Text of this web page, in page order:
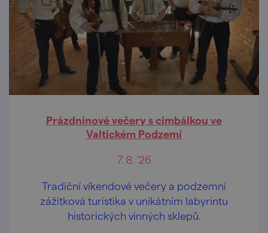
Prázdninové večery s cimbálkou ve
Valtickém Podzemí
7. 8. '26
Tradiční víkendové večery a podzemní
zážitková turistika v unikátním labyrintu
historických vinných sklepů.